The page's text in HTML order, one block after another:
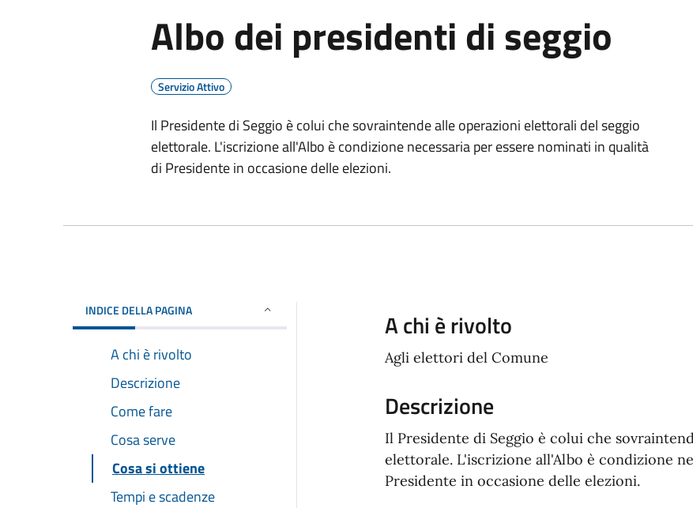
Albo dei presidenti di seggio
Servizio Attivo
Il Presidente di Seggio è colui che sovraintende alle operazioni elettorali del seggio
elettorale. L'iscrizione all'Albo è condizione necessaria per essere nominati in qualità
di Presidente in occasione delle elezioni.
INDICE DELLA PAGINA
A chi è rivolto
Descrizione
Come fare
Cosa serve
Cosa si ottiene
Tempi e scadenze
A chi è rivolto
Agli elettori del Comune
Descrizione
Il Presidente di Seggio è colui che
elettorale. L'iscrizione all'Albo è condizione
Presidente in occasione delle elezioni.